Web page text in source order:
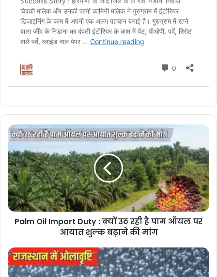
Palm
Oil
Import
Duty
:
क्यों
उठ
रही
है
आयात
शुल्क
बढ़ाने
Palm Oil Import Duty : क्यों उठ रही है पाम ऑयल पर
आयात शुल्क बढ़ाने की मांग
Weather
Update
: